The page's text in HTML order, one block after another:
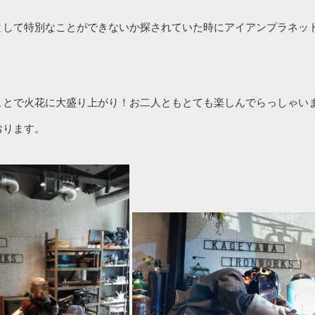
て特別なことができないか探されていた時にアイアンプラネッ
で火花に大盛り上がり！お二人ともとても楽しんでらっしゃい
ます。